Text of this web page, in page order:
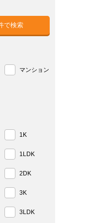
マンション
1K
1LDK
2DK
3K
3LDK